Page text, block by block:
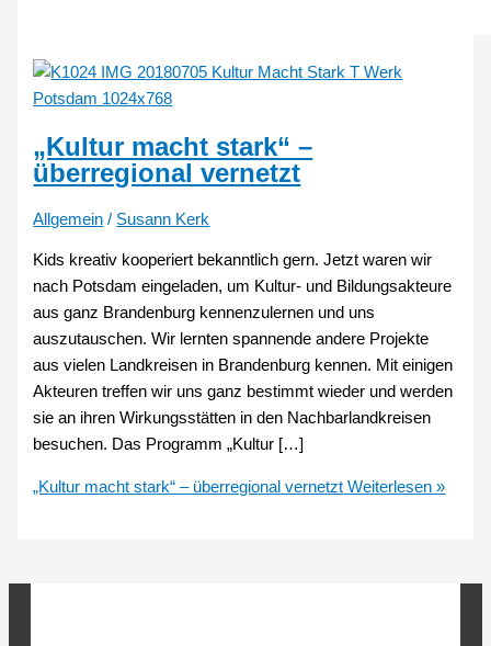
„Kultur macht stark“ –
überregional vernetzt
Allgemein / Susann Kerk
Kids kreativ kooperiert bekanntlich gern. Jetzt waren wir
nach Potsdam eingeladen, um Kultur- und Bildungsakteure
aus ganz Brandenburg kennenzulernen und uns
auszutauschen. Wir lernten spannende andere Projekte
aus vielen Landkreisen in Brandenburg kennen. Mit einigen
Akteuren treffen wir uns ganz bestimmt wieder und werden
sie an ihren Wirkungsstätten in den Nachbarlandkreisen
besuchen. Das Programm „Kultur […]
„Kultur macht stark“ – überregional vernetzt Weiterlesen »